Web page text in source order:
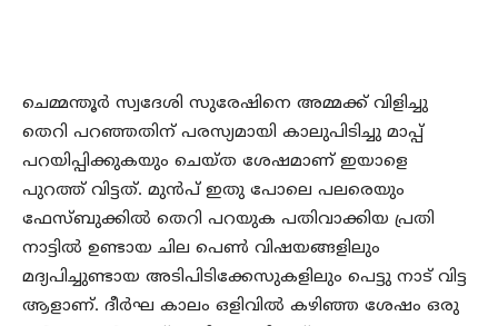
ചെമ്മന്തൂര്‍ സ്വദേശി സുരേഷിനെ അമ്മക്ക് വിളിച്ചു
തെറി പറഞ്ഞതിന് പരസ്യമായി കാലുപിടിച്ചു മാപ്പ്
പറയിപ്പിക്കുകയും ചെയ്ത ശേഷമാണ് ഇയാളെ
പുറത്ത് വിട്ടത്. മുന്‍പ് ഇതു പോലെ പലരെയും
ഫേസ്ബുക്കില്‍ തെറി പറയുക പതിവാക്കിയ പ്രതി
നാട്ടില്‍ ഉണ്ടായ ചില പെണ്‍ വിഷയങ്ങളിലും
മദ്യപിച്ചുണ്ടായ അടിപിടിക്കേസുകളിലും പെട്ടു നാട് വിട്ട
ആളാണ്. ദീര്‍ഘ കാലം ഒളിവില്‍ കഴിഞ്ഞ ശേഷം ഒരു